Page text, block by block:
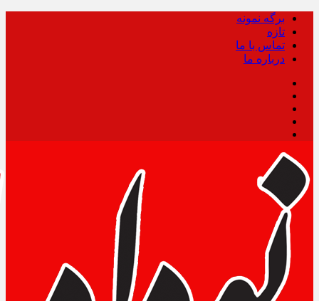
برگه نمونه
تازه
تماس با ما
درباره ما